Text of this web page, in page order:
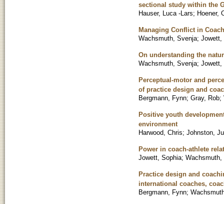
sectional study within the
Hauser, Luca -Lars; Hoener,
Managing Conflict in
Wachsmuth, Svenja; Jowett,
On understanding the
Wachsmuth, Svenja; Jowett,
Perceptual-motor and
of practice design and
Bergmann, Fynn; Gray, Rob;
Positive youth
environment
Harwood, Chris; Johnston,
Power in coach-athlete
Jowett, Sophia; Wachsmuth,
Practice design and
international coaches,
Bergmann, Fynn;